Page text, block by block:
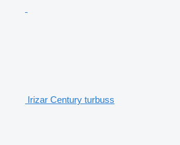
Irizar Century turbuss